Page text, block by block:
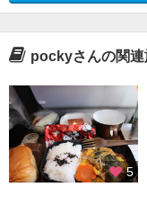
pockyさんの関連
5